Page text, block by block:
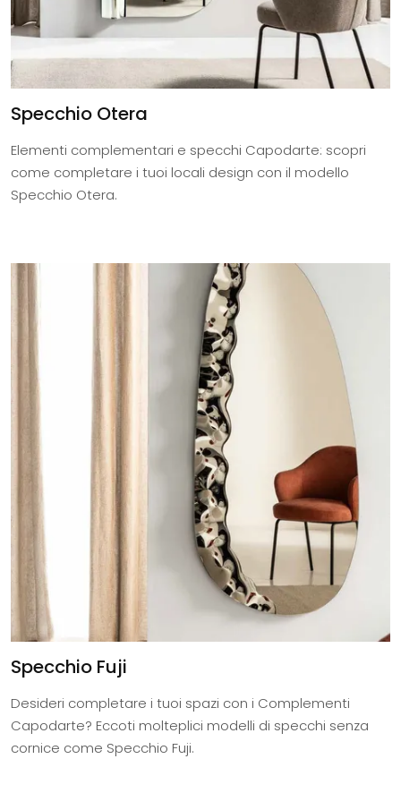
Specchio Otera
Elementi complementari e specchi Capodarte: scopri
come completare i tuoi locali design con il modello
Specchio Otera.
Specchio Fuji
Desideri completare i tuoi spazi con i Complementi
Capodarte? Eccoti molteplici modelli di specchi senza
cornice come Specchio Fuji.